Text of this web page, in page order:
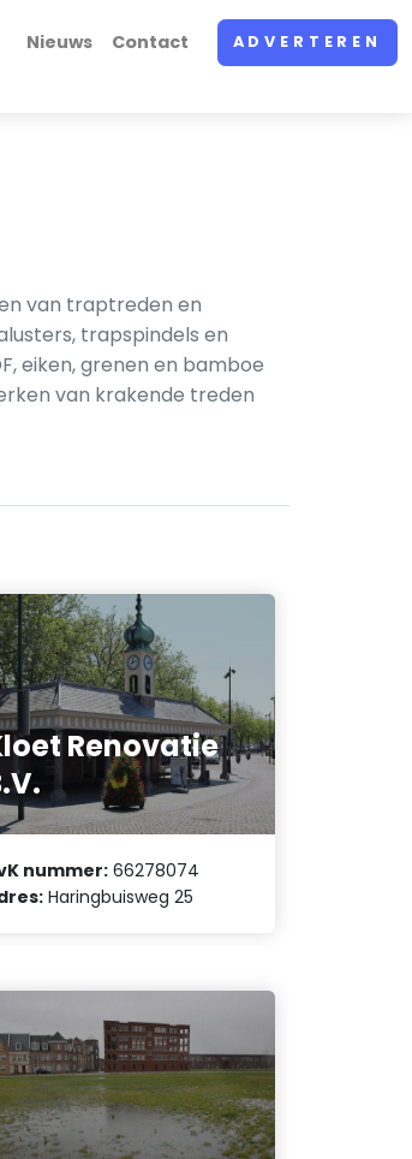
Nieuws Contact ADVERTEREN
van traptreden en
trapspindels en
eiken, grenen en bamboe
van krakende treden
Renovatie
nummer:66278074
Haringbuisweg 25